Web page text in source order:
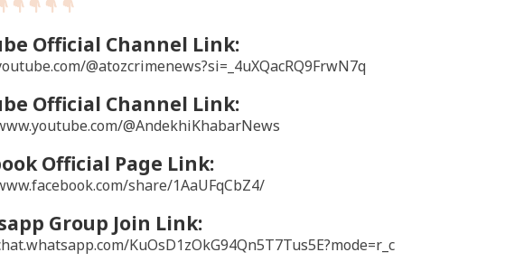
Official Channel Link:
@atozcrimenews?si=_4uXQacRQ9FrwN7q
Official Channel Link:
@AndekhiKhabarNews
Official Page Link:
share/1AaUFqCbZ4/
Group Join Link:
KuOsD1zOkG94Qn5T7Tus5E?mode=r_c